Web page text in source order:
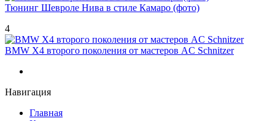
Тюнинг Шевроле Нива в стиле Камаро (фото)
4
BMW X4 второго поколения от мастеров AC Schnitzer
Навигация
Главная